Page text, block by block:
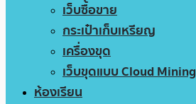
เว็บซื้อขาย
กระเป๋าเก็บเหรียญ
เครื่องขุด
เว็บขุดแบบ Cloud Mining
ห้องเรียน